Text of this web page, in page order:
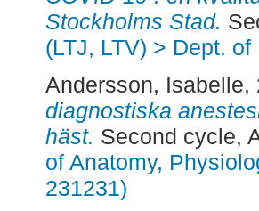
Stockholms Stad.
(LTJ, LTV) > Dept.
Andersson, Isabelle,
diagnostiska
häst. Second cycle,
of Anatomy,
231231)